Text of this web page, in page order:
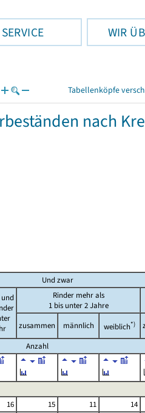
SERVICE WIR
Tabellenköpfe
nach
Und zwar
Rinder mehr als
1 bis unter 2 Jahre
zusammen männlich weiblich*)
Anzahl
16 15 11 14